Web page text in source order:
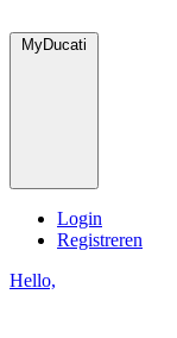
MyDucati
Login
Registreren
Hello,